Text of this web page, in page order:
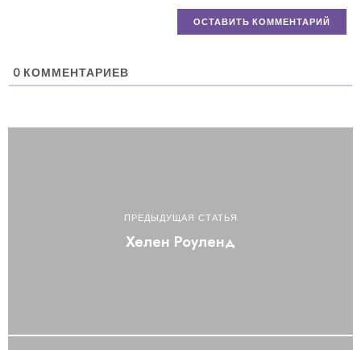
0 КОММЕНТАРИЕВ
ПРЕДЫДУЩАЯ СТАТЬЯ
Хелен Роуленд